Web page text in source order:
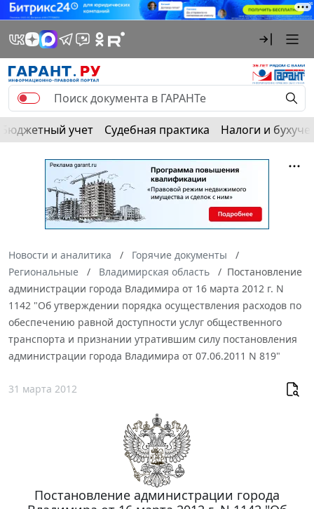
Бюджетный учет Судебная практика Налоги и
Новости и аналитика
Горячие документы
Региональные
Владимирская область
Постановление
администрации города Владимира от 16 марта 2012 г. N
1142 "Об утверждении порядка осуществления расходов по
обеспечению равной доступности услуг общественного
транспорта и признании утратившим силу постановления
администрации города Владимира от 07.06.2011 N 819"
31 марта 2012
Постановление администрации города